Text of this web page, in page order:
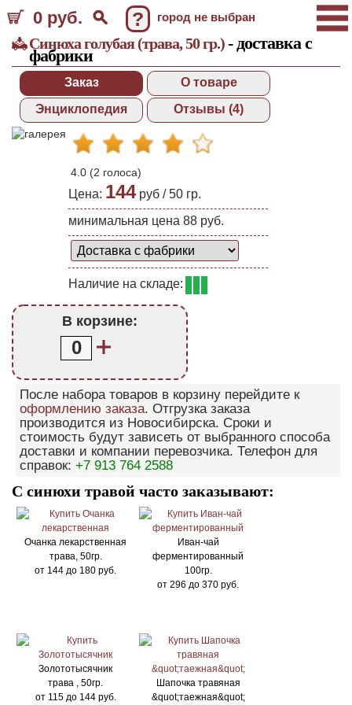
0 руб. ? город не выбран
Синюха голубая (трава, 50 гр.)- доставка с
фабрики
Заказ
О товаре
Энциклопедия
Отзывы (4)
4.0 (2 голоса)
Цена: 144руб /50 гр.
минимальная цена 88 руб.
Наличие на складе:
В корзине:
0
После набора товаров в корзину перейдите к
оформлению заказа. Отгрузка заказа
производится из Новосибирска. Сроки и
стоимость будут зависеть от выбранного способа
доставки и компании перевозчика. Телефон для
справок: +7 913 764 2588
С синюхи травой часто заказывают:
Очанка лекарственная
трава, 50гр.
от 144 до 180 руб.
Иван-чай
ферментированный
100гр.
от 296 до 370 руб.
Золототысячник
трава , 50гр.
от 115до 144 руб.
Шапочка травяная
&quot;таежная&quot;